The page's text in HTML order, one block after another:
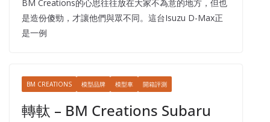
BM Creations的心思往往放在大家不為意的地方，但也
是造份傻勁，才讓他們與眾不同。這台Isuzu D-Max正
是一例
BM CREATIONS 模型品牌 模型車 開箱評測
轉軚 – BM Creations Subaru